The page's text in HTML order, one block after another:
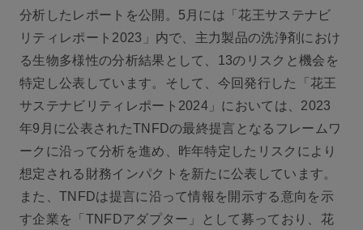
分析したレポートを公開。5月には「花王サステナビ
リティレポート2023」内で、主力製品の洗浄剤におけ
る生物多様性の分析結果として、13のリスクと機会を
特定し公表しています。そして、今回発行した「花王
サステナビリティレポート2024」においては、2023
年9月に公表されたTNFDの最終提言となるフレームワ
ークに沿って分析を進め、昨年特定したリスクにより
想定される財務インパクトを新たに公表しています。
また、TNFDは提言に沿って情報を開示する意向を示
す企業を「TNFDアダプター」として募っており、花